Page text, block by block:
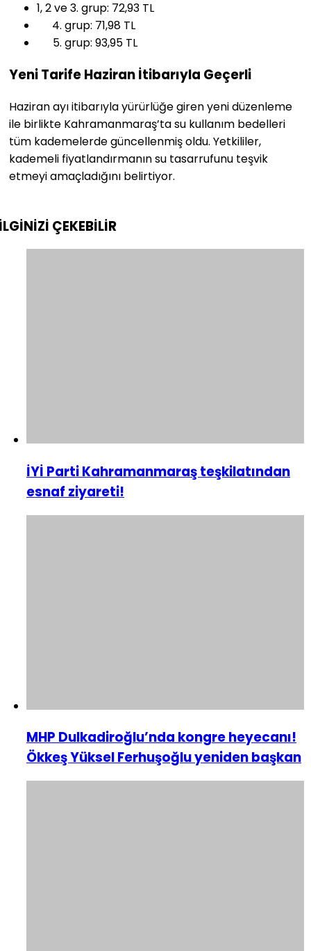
1, 2 ve 3. grup: 72,93 TL
grup: 71,98 TL
grup: 93,95 TL
Yeni Tarife Haziran İtibarıyla Geçerli
Haziran ayı itibarıyla yürürlüğe giren yeni düzenleme
ile birlikte Kahramanmaraş’ta su kullanım bedelleri
tüm kademelerde güncellenmiş oldu. Yetkililer,
kademeli fiyatlandırmanın su tasarrufunu teşvik
etmeyi amaçladığını belirtiyor.
ÇEKEBİLİR
İYİ Parti Kahramanmaraş teşkilatından
esnaf ziyareti!
MHP Dulkadiroğlu’nda kongre heyecanı!
Ökkeş Yüksel Ferhuşoğlu yeniden başkan